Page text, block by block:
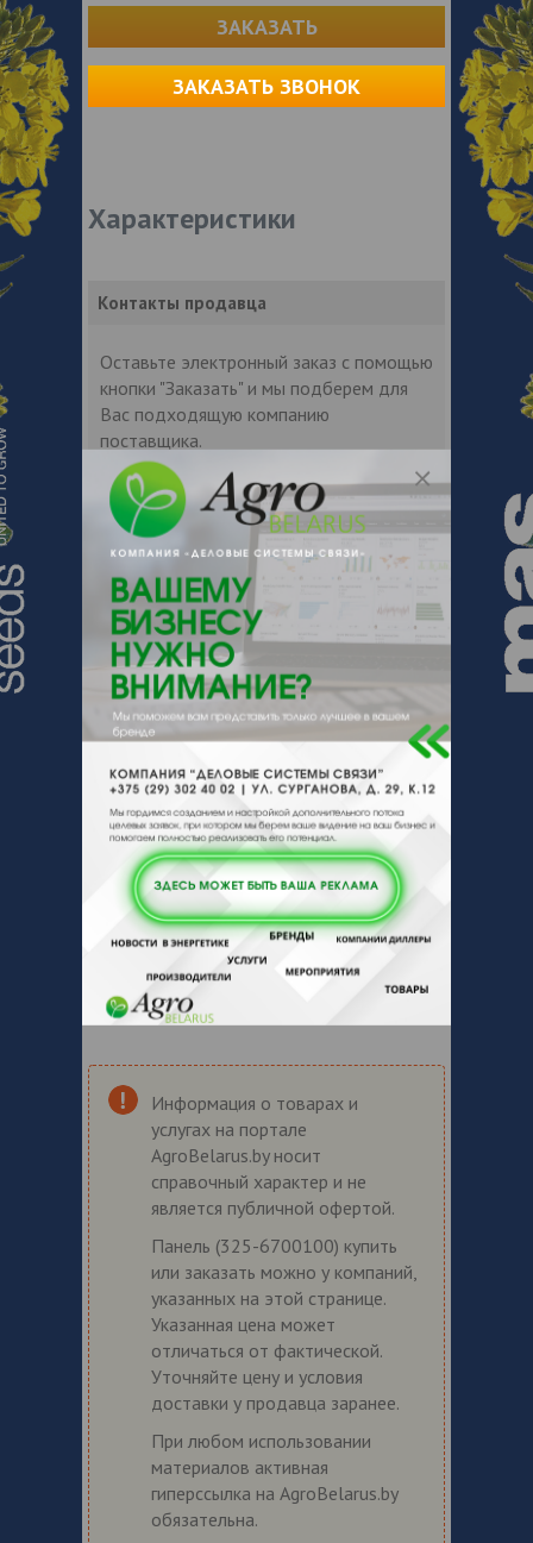
ЗАКАЗАТЬ
ЗАКАЗАТЬ ЗВОНОК
Характеристики
Контакты продавца
Оставьте электронный заказ с помощью
кнопки "Заказать" и мы подберем для
Вас подходящую компанию
поставщика.
Информация о товарах и
услугах на портале
AgroBelarus.by носит
справочный характер и не
является публичной офертой.
Панель (325-6700100) купить
или заказать можно у компаний,
указанных на этой странице.
Указанная цена может
отличаться от фактической.
Уточняйте цену и условия
доставки у продавца заранее.
При любом использовании
материалов активная
гиперссылка на AgroBelarus.by
обязательна.